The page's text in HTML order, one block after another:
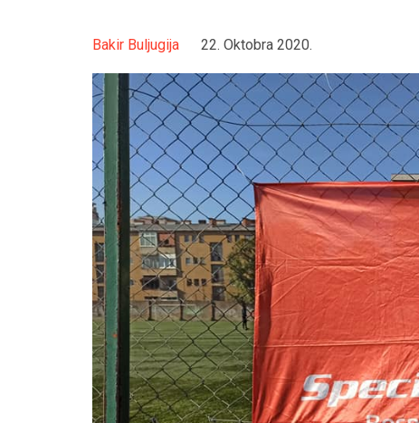
Bakir Buljugija 22. Oktobra 2020.